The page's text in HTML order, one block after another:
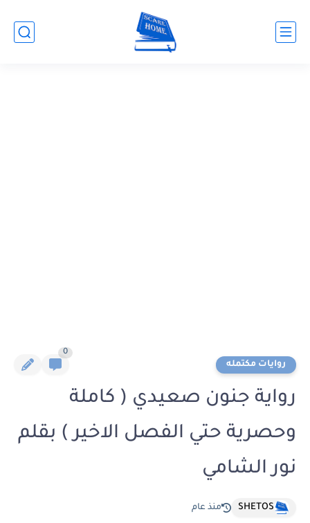
روايات مكتمله
0
رواية جنون صعيدي ( كاملة
وحصرية حتي الفصل الاخير ) بقلم
نور الشامي
SHETOS منذ عام